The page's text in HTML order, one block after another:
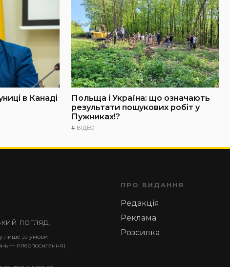
в Канаді
Польща і Україна: що означають
результати пошукових робіт у
Пужниках!?
# ВІДЕО
погляд.
лише за умови
— гіперпосилання)
ПРО ВИДАННЯ
Редакція
Реклама
Розсилка